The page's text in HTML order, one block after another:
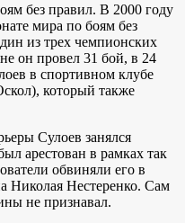
без правил. В 2000 году
мира по боям без
из трех чемпионских
он провел 31 бой, в 24
в спортивном клубе
который также
Сулоев занялся
арестован в рамках так
обвиняли его в
Николая Нестеренко. Сам
не признавал.